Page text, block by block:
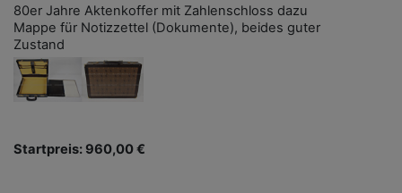
80er Jahre Aktenkoffer mit Zahlenschloss dazu
Mappe für Notizzettel (Dokumente), beides guter
Zustand
Startpreis: 960,00 €